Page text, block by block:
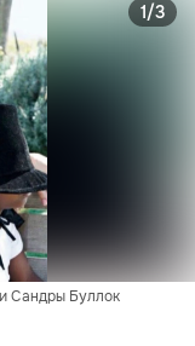
Сандры Буллок
1/3